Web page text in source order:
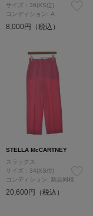
サイズ：36(XS位)
コンディション: A
8,000円（税込）
STELLA McCARTNEY
スラックス
サイズ：34(XS位)
コンディション: 新品同様
20,600円（税込）